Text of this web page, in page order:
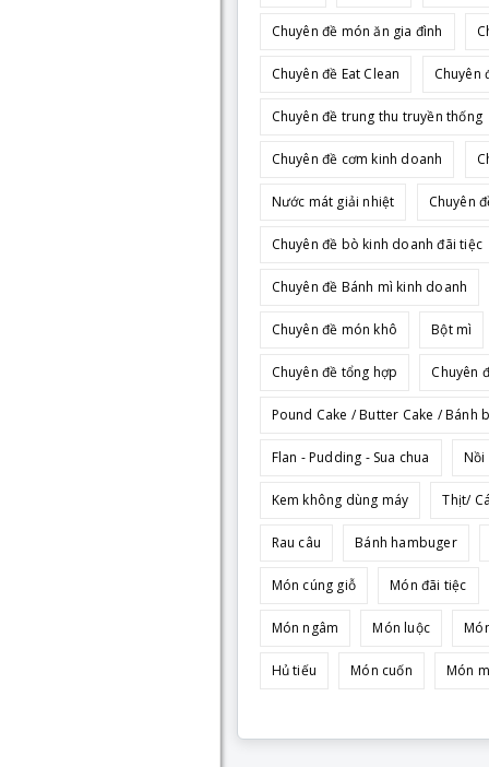
Chuyên đề món ăn gia đình
Chuyên đề Eat Clean Chuyên
Chuyên đề trung thu truyền thống
Chuyên đề cơm kinh doanh
Nước mát giải nhiệt Chuyên
Chuyên đề bò kinh doanh đãi tiệc
Chuyên đề Bánh mì kinh doanh
Chuyên đề món khô Bột mì
Chuyên đề tổng hợp Chuyên
Pound Cake / Butter Cake / Bánh
Flan - Pudding - Sua chua Nồi
Kem không dùng máy Thịt/
Rau câu Bánh hambuger
Món cúng giỗ Món đãi tiệc
Món ngâm Món luộc
Hủ tiếu Món cuốn Món